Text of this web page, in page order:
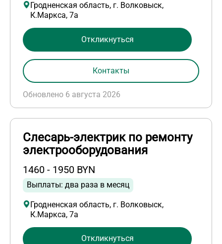
Гродненская область, г. Волковыск,
К.Маркса, 7а
Обновлено 6 августа 2026
Откликнуться
Контакты
Слесарь-электрик по ремонту
электрооборудования
1460 - 1950 BYN
Выплаты: два раза в месяц
Гродненская область, г. Волковыск,
К.Маркса, 7а
Откликнуться